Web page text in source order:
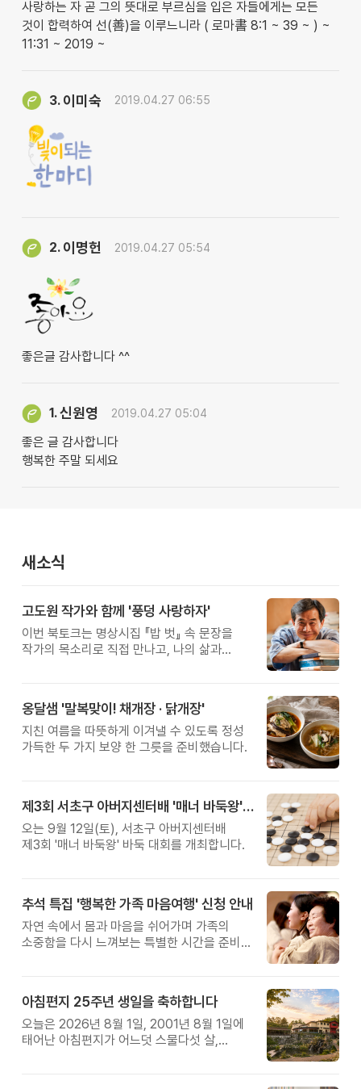
사랑하는 자 곧 그의 뜻대로 부르심을 입은 자들에게는 모든
것이 합력하여 선(善)을 이루느니라 ( 로마書 8:1 ~ 39 ~ ) ~
11:31 ~ 2019 ~
3. 이미숙 2019.04.27 06:55
2. 이명헌 2019.04.27 05:54
좋은글 감사합니다 ^^
1.신원영 2019.04.27 05:04
좋은 글 감사합니다
행복한 주말 되세요
새소식
고도원 작가와 함께 '풍덩 사랑하자'
이번 북토크는 명상시집 『밥 벗』 속 문장을
작가의 목소리로 직접 만나고, 나의 삶과
옹달샘 '말복맞이! 채개장 · 닭개장'
지친 여름을 따뜻하게 이겨낼 수 있도록 정성
가득한 두 가지 보양 한 그릇을 준비했습니다.
제3회 서초구 아버지센터배 '매너 바둑왕' 대회
오는 9월 12일(토), 서초구 아버지센터배
제3회 '매너 바둑왕' 바둑 대회를 개최합니다.
추석 특집 '행복한 가족 마음여행' 신청 안내
자연 속에서 몸과 마음을 쉬어가며 가족의
소중함을 다시 느껴보는 특별한 시간을 준비해
아침편지 25주년 생일을 축하합니다
오늘은 2026년 8월 1일, 2001년 8월 1일에
태어난 아침편지가 어느덧 스물다섯 살,